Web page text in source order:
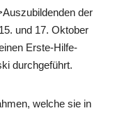
der
und 17. Oktober
Erste-Hilfe-
durchgeführt.
welche sie in